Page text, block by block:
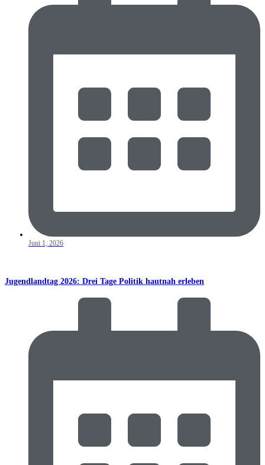
Juni 1, 2026
Jugendlandtag 2026: Drei Tage Politik hautnah erleben